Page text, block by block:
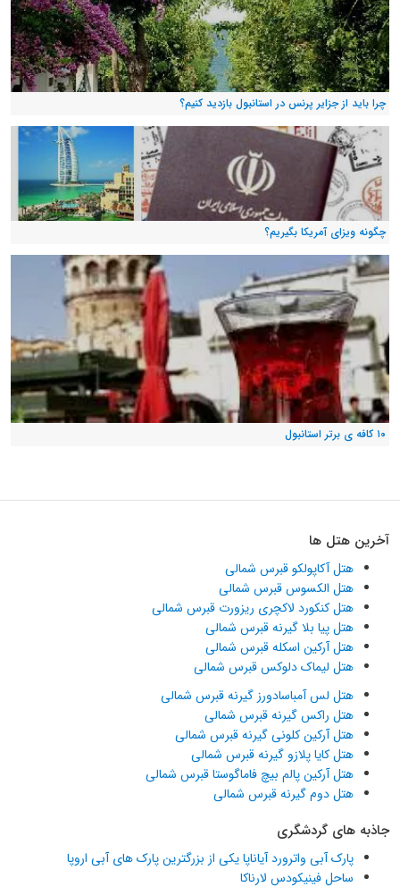
چرا باید از جزایر پرنس در استانبول بازدید کنیم؟
چگونه ویزای آمریکا بگیریم؟
۱۰ کافه ی برتر استانبول
آخرین هتل ها
هتل آکاپولکو قبرس شمالی
هتل الکسوس قبرس شمالی
هتل کنکورد لاکچری ریزورت قبرس شمالی
هتل پیا بلا گیرنه قبرس شمالی
هتل آرکین اسکله قبرس شمالی
هتل لیماک دلوکس قبرس شمالی
هتل لس آمباسادورز گیرنه قبرس شمالی
هتل راکس گیرنه قبرس شمالی
هتل آرکین کلونی گیرنه قبرس شمالی
هتل کایا پلازو گیرنه قبرس شمالی
هتل آرکین پالم بیچ فاماگوستا قبرس شمالی
هتل دوم گیرنه قبرس شمالی
جاذبه های گردشگری
پارک آبی واترورد آیاناپا یکی از بزرگترین پارک های آبی اروپا
ساحل فینیکودس لارناکا